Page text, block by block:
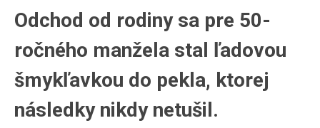
Odchod od rodiny sa pre 50-
ročného manžela stal ľadovou
šmykľavkou do pekla, ktorej
následky nikdy netušil.